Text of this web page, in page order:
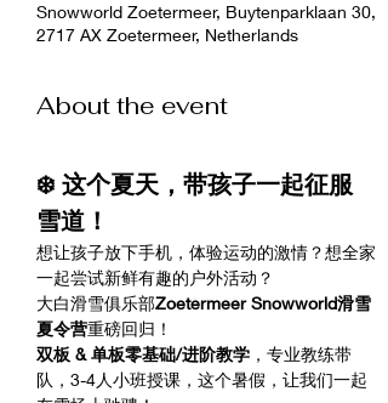
Snowworld Zoetermeer, Buytenparklaan 30,
2717 AX Zoetermeer, Netherlands
About the event
❄️ 这个夏天，带孩子一起征服
雪道！
想让孩子放下手机，体验运动的激情？想全家
一起尝试新鲜有趣的户外活动？
大白滑雪俱乐部Zoetermeer Snowworld滑雪
夏令营重磅回归！
双板 & 单板零基础/进阶教学 ，专业教练带
队，3-4人小班授课，这个暑假，让我们一起